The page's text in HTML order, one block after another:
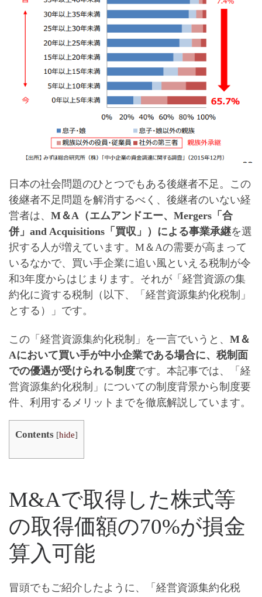
日本の社会問題のひとつでもある後継者不足。この
後継者不足問題を解消するべく、後継者のいない経
営者は、 M＆A（エムアンドエー、Mergers「合
併」and Acquisitions「買収」） による事業承継を選
択する人が増えています。M＆Aの需要が高まって
いるなかで、買い手企業に追い風といえる税制が令
和3年度からはじまります。それが「 経営資源の集
約化に資する税制
（以下、「経営資源集約化税制」
とする）」です。
この「経営資源集約化税制」を一言でいうと、 M＆
Aにおいて買い手が中小企業である場合に、税制面
での優遇が受けられる制度です。本記事では、
「経
営資源集約化税制」についての制度背景から制度要
件、利用するメリット までを徹底解説しています。
Contents [hide]
M&Aで取得した株式等
の取得価額の70%が損金
算入可能
冒頭でもご紹介したように、「経営資源集約化税